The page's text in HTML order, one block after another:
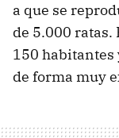
a que se
de 5.000 ratas.
150 habitantes
de forma muy